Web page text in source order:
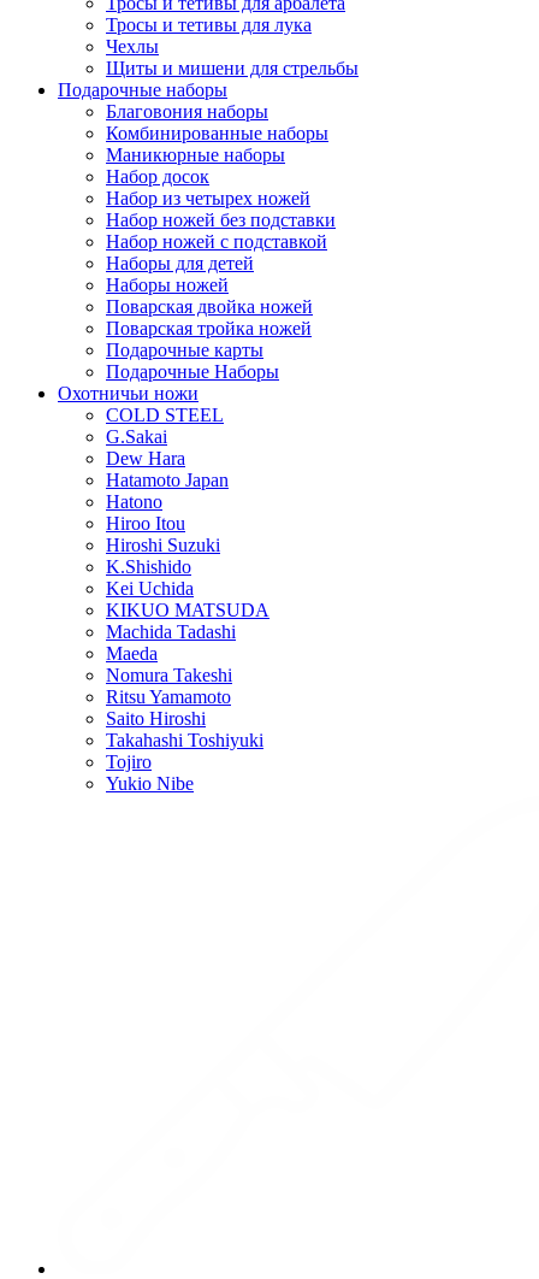
Тросы и тетивы для лука
Чехлы
Щиты и мишени для стрельбы
Подарочные наборы
Благовония наборы
Комбинированные наборы
Маникюрные наборы
Набор досок
Набор из четырех ножей
Набор ножей без подставки
Набор ножей с подставкой
Наборы для детей
Наборы ножей
Поварская двойка ножей
Поварская тройка ножей
Подарочные карты
Подарочные Наборы
Охотничьи ножи
COLD STEEL
G.Sakai
Dew Hara
Hatamoto Japan
Hatono
Hiroo Itou
Hiroshi Suzuki
K.Shishido
Kei Uchida
KIKUO MATSUDA
Machida Tadashi
Maeda
Nomura Takeshi
Ritsu Yamamoto
Saito Hiroshi
Takahashi Toshiyuki
Tojiro
Yukio Nibe